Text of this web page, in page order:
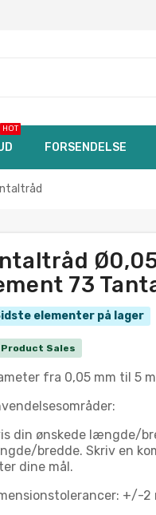
HOT
FORSENDELSE
73
elementer på lager
Product Sales
fra 0,05 mm til 5
din ønskede længde/
bredde. Skriv en
dine mål.
+/-2